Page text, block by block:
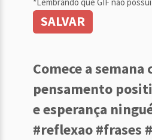
SALVAR
Comece a semana
pensamento
e esperança
#reflexao #frases